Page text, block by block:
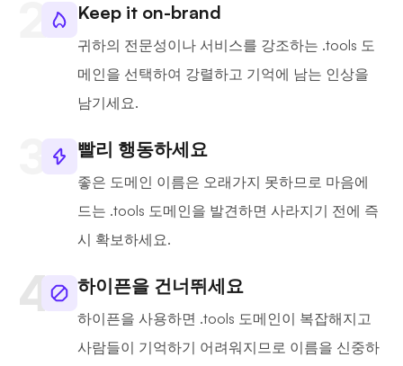
Keep it on-brand
귀하의 전문성이나 서비스를 강조하는 .tools 도
메인을 선택하여 강렬하고 기억에 남는 인상을
남기세요.
빨리 행동하세요
좋은 도메인 이름은 오래가지 못하므로 마음에
드는 .tools 도메인을 발견하면 사라지기 전에 즉
시 확보하세요.
하이픈을 건너뛰세요
하이픈을 사용하면 .tools 도메인이 복잡해지고
사람들이 기억하기 어려워지므로 이름을 신중하